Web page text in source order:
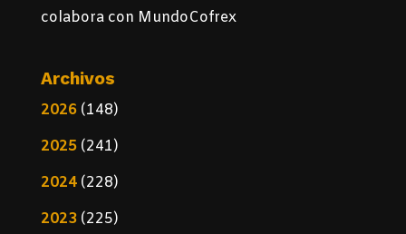
colabora con MundoCofrex
Archivos
2026(148)
2025(241)
2024(228)
2023(225)